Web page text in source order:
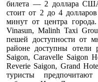
билета — 2 доллара
стоит от 2 до 4
минут от центра
Vinasun, Malinh Taxi
пешей доступности от
районе доступны отели
Saigon, Caravelle Saigon
Reverie Saigon, Grand
туристы